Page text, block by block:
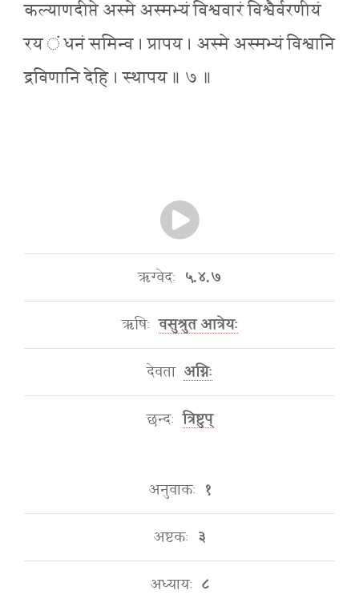
कल्याणदीप्ते अस्मे अस्मभ्यं विश्ववारं विश्वैर्वरणीयं
रय ं धनं समिन्व । प्रापय । अस्मे अस्मभ्यं विश्वानि
द्रविणानि देहि । स्थापय ॥ ७ ॥
ऋग्वेदः ५.४.७
ऋषिः वसुश्रुत आत्रेयः
देवता अग्निः
छन्दः त्रिष्टुप्
अनुवाकः १
अष्टकः ३
अध्यायः ८